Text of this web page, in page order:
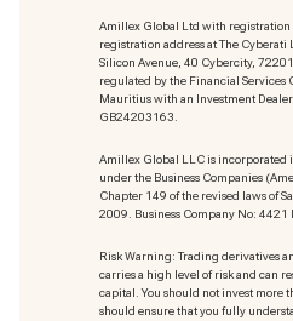
Amillex Global Ltd with registration
registration address at The
Silicon Avenue, 40 Cybercity,
regulated by the Financial Services
Mauritius with an Investment
GB24203163.
Amillex Global LLC is incorporated
under the Business Companies
Chapter 149 of the revised laws of
2009. Business Company No: 4421
Risk Warning: Trading derivatives
carries a high level of risk and can
capital. You should not invest more
should ensure that you fully